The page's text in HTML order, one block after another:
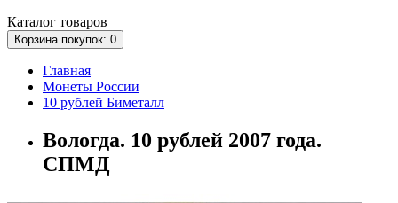
Каталог товаров
Корзинапокупок: 0
Главная
Монеты России
10 рублей Биметалл
Вологда. 10 рублей 2007 года.
СПМД